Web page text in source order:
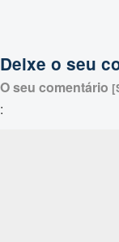
Deixe o seu
O seu comentário
: